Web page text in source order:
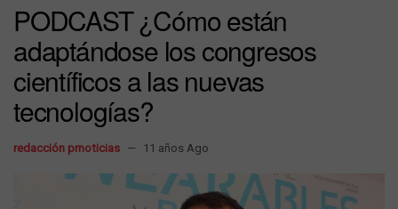
PODCAST ¿Cómo están
adaptándose los congresos
científicos a las nuevas
tecnologías?
redacción prnoticias 11 años Ago